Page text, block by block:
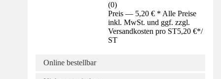
(0)
Preis — 5,20 € * Alle Preise
inkl. MwSt. und ggf. zzgl.
Versandkosten pro ST5,20 €*/
ST
Online bestellbar